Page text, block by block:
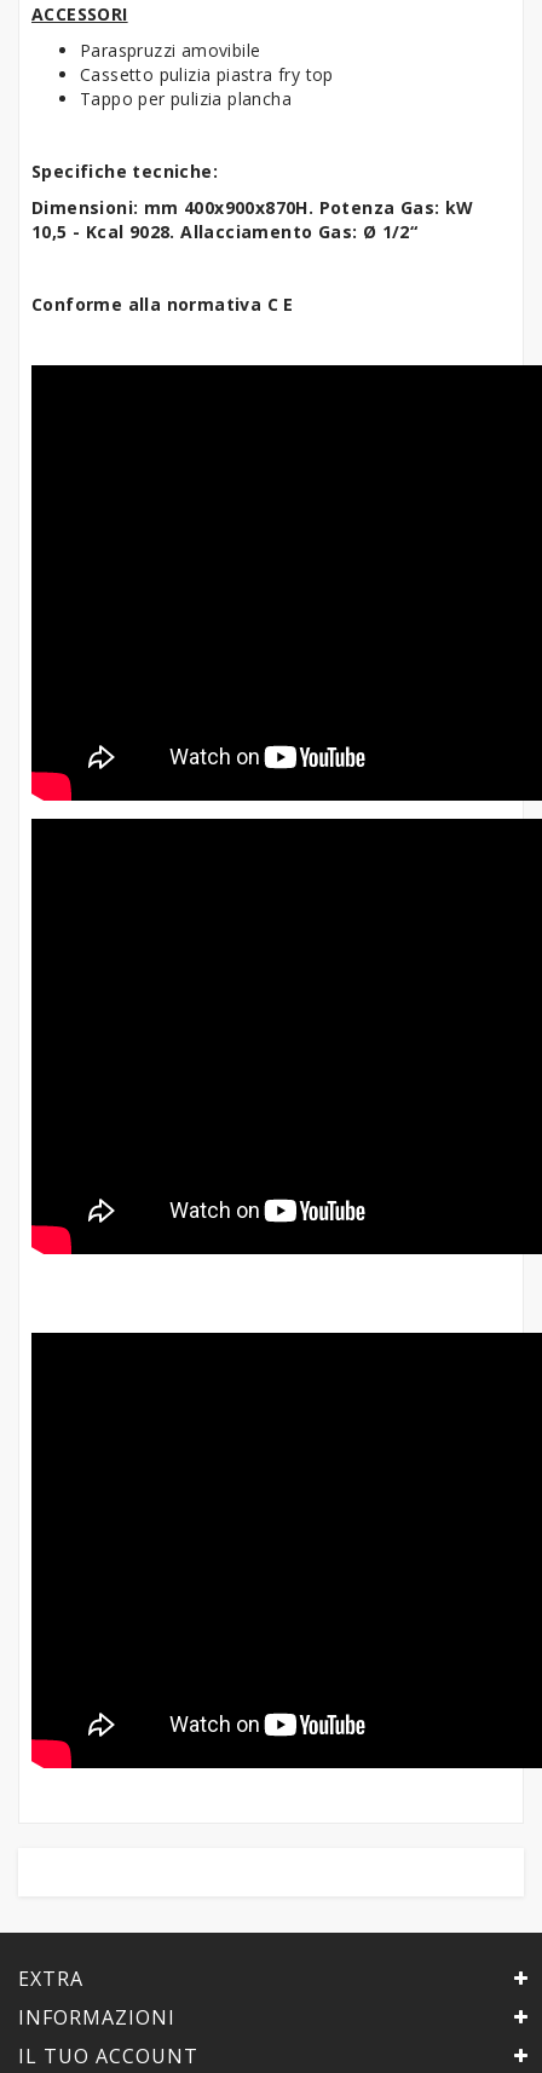
ACCESSORI
Paraspruzzi amovibile
Cassetto pulizia piastra fry top
Tappo per pulizia plancha
Specifiche tecniche:
Dimensioni: mm 400x900x870H. Potenza Gas: kW
10,5 - Kcal 9028. Allacciamento Gas: Ø 1/2“
Conforme alla normativa C E
EXTRA
INFORMAZIONI
IL TUO ACCOUNT